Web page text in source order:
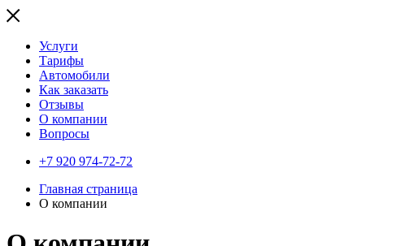
Услуги
Тарифы
Автомобили
Как заказать
Отзывы
О компании
Вопросы
+7 920 974-72-72
Главная страница
О компании